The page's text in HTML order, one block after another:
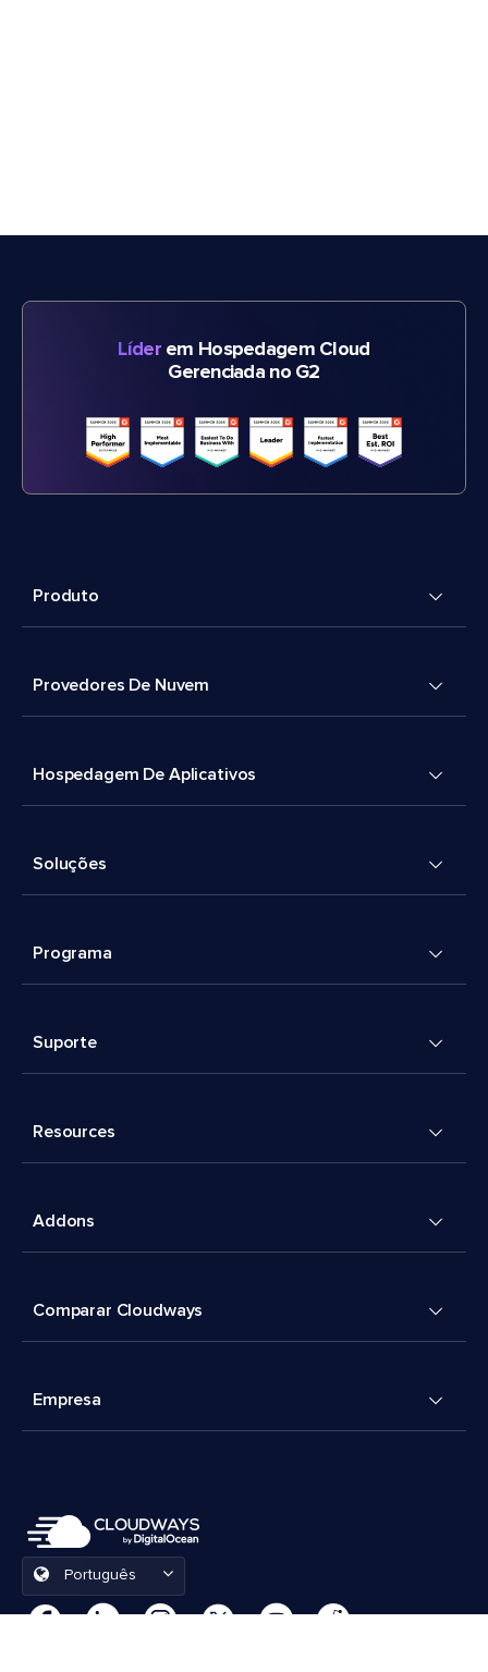
Líderem Hospedagem Cloud
Gerenciada no G2
Produto
Provedores De Nuvem
Hospedagem De Aplicativos
Soluções
Programa
Suporte
Resources
Addons
Comparar Cloudways
Empresa
Português